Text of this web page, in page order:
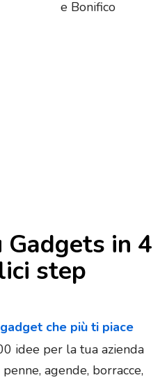
e Bonifico
in 4
step
che più ti piace
idee per la tua azienda
agende, borracce,